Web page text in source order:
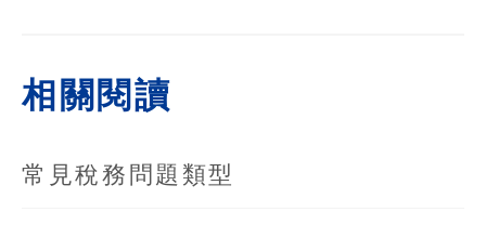
相關閱讀
常見稅務問題類型